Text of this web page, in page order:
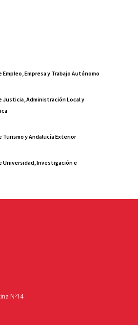
Empleo, Empresa y Trabajo Autónomo
Justicia, Administración Local y
Turismo y Andalucía Exterior
Universidad, Investigación e
Nº14